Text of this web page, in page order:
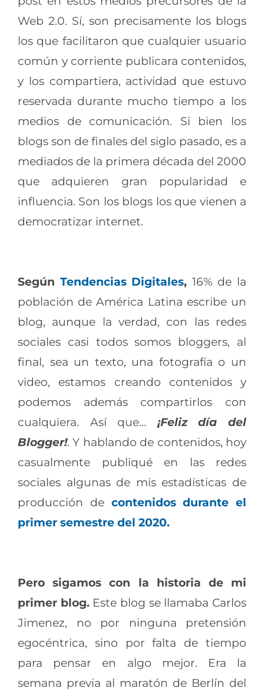
Web 2.0. Sí, son precisamente los blogs
los que facilitaron que cualquier usuario
común y corriente publicara contenidos,
y los compartiera, actividad que estuvo
reservada durante mucho tiempo a los
medios de comunicación. Si bien los
blogs son de finales del siglo pasado, es a
mediados de la primera década del 2000
que adquieren gran popularidad e
influencia. Son los blogs los que vienen a
democratizar internet.
Según Tendencias Digitales, 16% de la
población de América Latina escribe un
blog, aunque la verdad, con las redes
sociales casi todos somos bloggers, al
final, sea un texto, una fotografía o un
video, estamos creando contenidos y
podemos además compartirlos con
cualquiera. Así que… ¡Feliz día del
Blogger!. Y hablando de contenidos, hoy
casualmente publiqué en las redes
sociales algunas de mis estadísticas de
producción de contenidos durante el
primer semestre del 2020.
Pero sigamos con la historia de mi
primer blog.Este blog se llamaba Carlos
Jimenez, no por ninguna pretensión
egocéntrica, sino por falta de tiempo
para pensar en algo mejor. Era la
semana previa al maratón de Berlín del